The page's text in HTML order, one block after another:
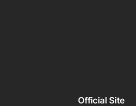
Official Site